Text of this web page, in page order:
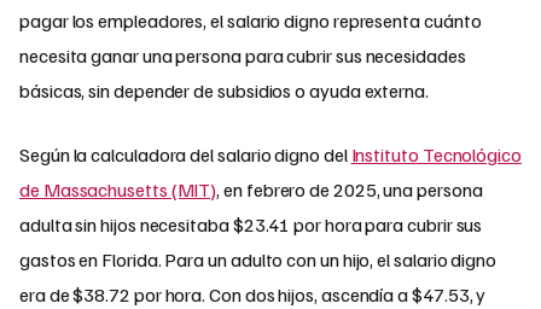
pagar los empleadores, el salario digno representa cuánto
necesita ganar una persona para cubrir sus necesidades
básicas, sin depender de subsidios o ayuda externa.
Según la calculadora del salario digno del Instituto Tecnológico
de Massachusetts (MIT), en febrero de 2025, una persona
adulta sin hijos necesitaba $23.41 por hora para cubrir sus
gastos en Florida. Para un adulto con un hijo, el salario digno
era de $38.72 por hora. Con dos hijos, ascendía a $47.53, y